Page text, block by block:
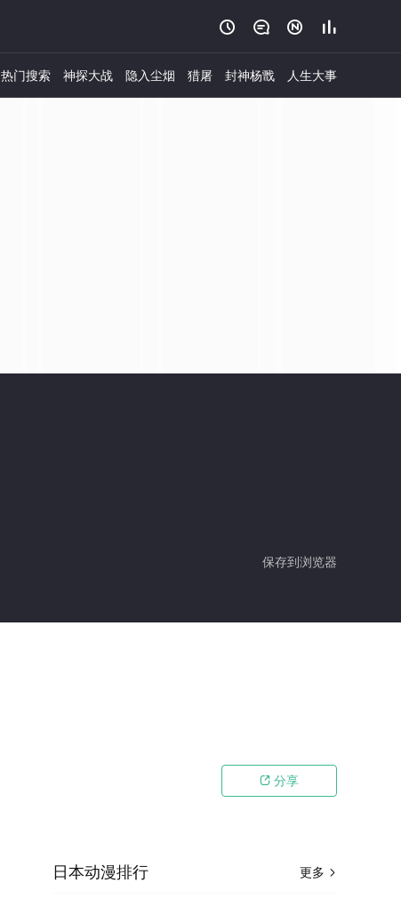
   
热门搜索 神探大战 隐入尘烟 猎屠 封神杨戬 人生大事
保存到浏览器
 分享
更多 
日本动漫排行